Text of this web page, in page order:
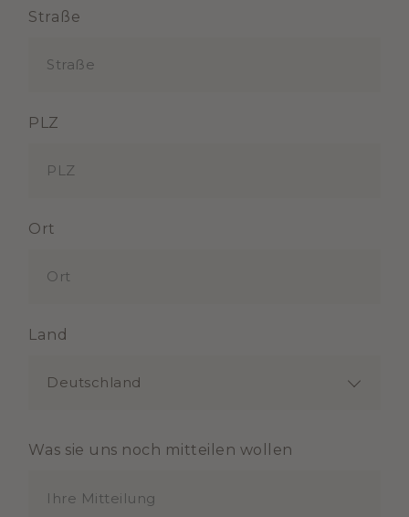
Straße
PLZ
Ort
Land
Deutschland
Was sie uns noch mitteilen wollen